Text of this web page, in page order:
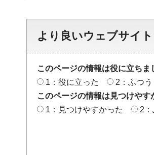
より良いウェブサイ
このページの情報は役に立ちま
1：役に立った
2：ふつう
このページの情報は見つけやす
1：見つけやすかった
2：